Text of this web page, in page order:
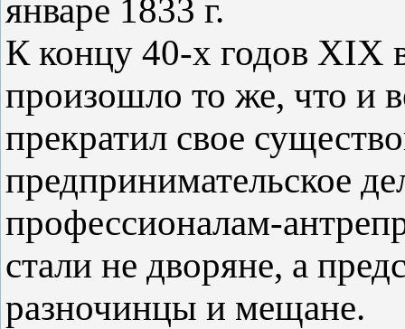
январе 1833 г.
К концу 40-х годов ХIX
произошло то же, что и
прекратил свое
предпринимательское
профессионалам-
стали не дворяне, а
разночинцы и мещане.